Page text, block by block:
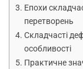
Епохи
перетворень
Складчасті
особливості
Практичне